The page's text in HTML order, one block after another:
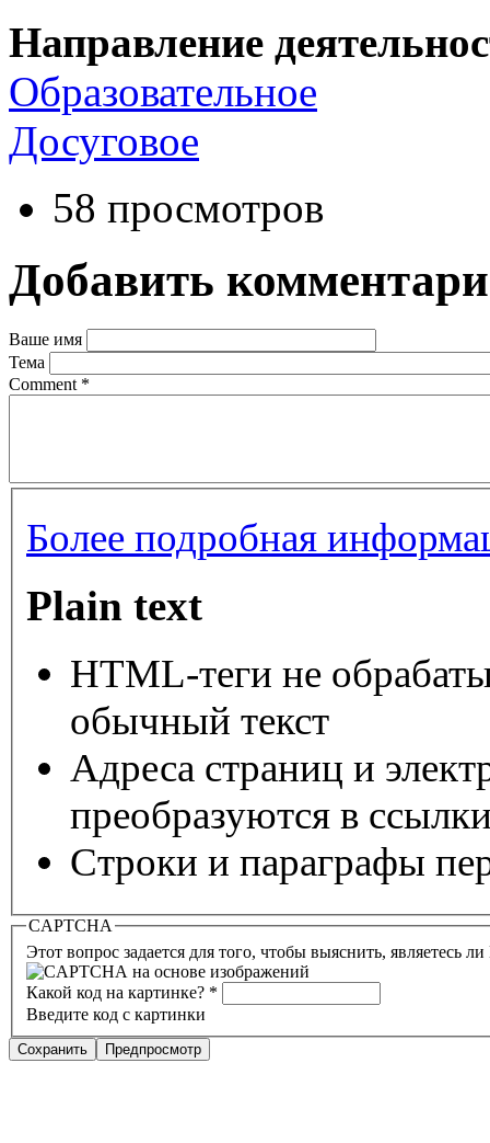
Направление
Образовательное
Досуговое
58 просмотров
Добавить
Ваше имя
Тема
Comment *
Более подробная
Plain text
HTML-теги не
обычный текст
Адреса страниц и
преобразуются в
Строки и параграфы
CAPTCHA
Этот вопрос задается для того, чтобы выяснить, являетесь
Какой код на картинке? *
Введите код с картинки